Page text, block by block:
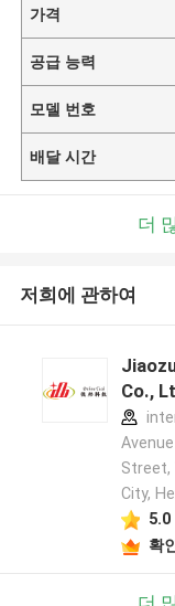
가격
공급 능력
모델 번호
배달 시간
더
저희에 관하여
Co.,
Street,
City,
5.0
확